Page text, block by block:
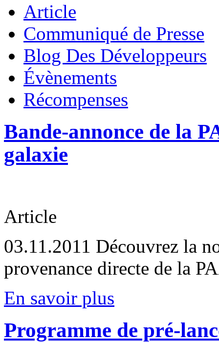
Article
Communiqué de Presse
Blog Des Développeurs
Évènements
Récompenses
Bande-annonce de la
galaxie
Article
03.11.2011 Découvrez la
provenance directe de la
En savoir plus
Programme de pré-